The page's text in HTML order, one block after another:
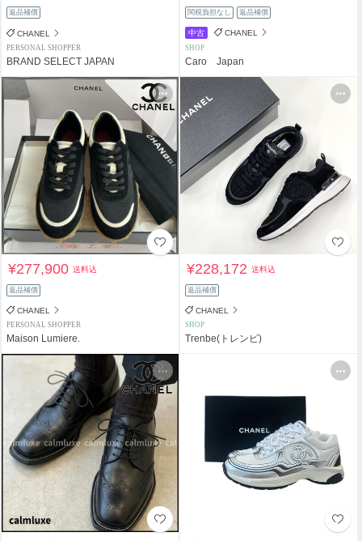
返品補償
CHANEL
PERSONAL SHOPPER
BRAND SELECT JAPAN
関税負担なし 返品補償
中古 CHANEL
SHOP
Caro Japan
¥277,900送料込
返品補償
CHANEL
PERSONAL SHOPPER
Maison Lumiere.
¥228,172送料込
返品補償
CHANEL
SHOP
Trenbe(トレンビ)